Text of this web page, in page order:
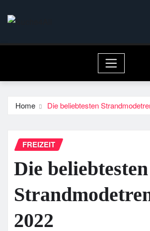
Home Die beliebtesten
FREIZEIT
Die beliebtesten
2022